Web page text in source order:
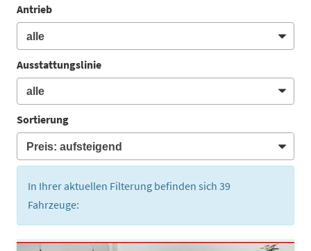
Antrieb
Ausstattungslinie
Sortierung
In Ihrer aktuellen Filterung befinden sich 39
Fahrzeuge: